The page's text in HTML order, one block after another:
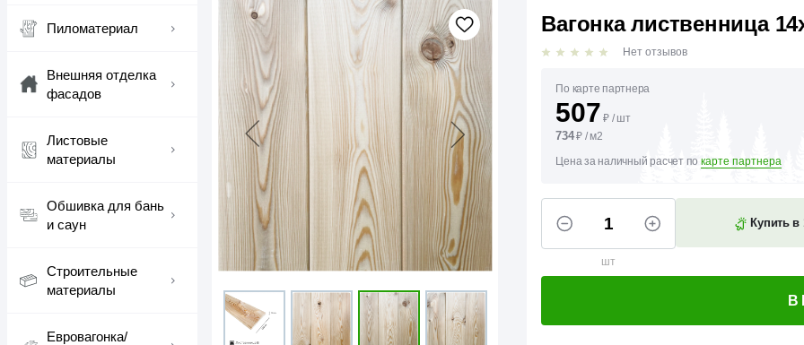
Пиломатериал
Внешняя отделка
фасадов
Листовые
материалы
Обшивка для бань
и саун
Строительные
материалы
Евровагонка/
Вагонка лиственница
Нет отзывов
По карте партнера
507 ₽ / шт
734₽ / м2
Цена за наличный расчет по карте партнера
шт
Купить в
В